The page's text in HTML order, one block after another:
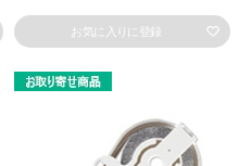
お気に入りに登録